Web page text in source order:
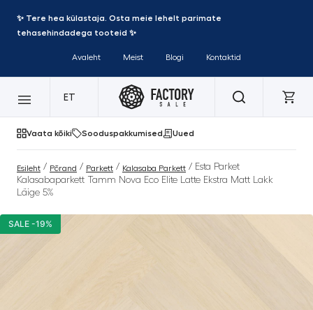
✨ Tere hea külastaja. Osta meie lehelt parimate
tehasehindadega tooteid ✨
Avaleht Meist Blogi Kontaktid
ET
Vaata kõiki Sooduspakkumised Uued
Esileht / Põrand / Parkett / Kalasaba Parkett / Esta Parket
Kalasabaparkett Tamm Nova Eco Elite Latte Ekstra Matt Lakk
Läige 5%
SALE -19%